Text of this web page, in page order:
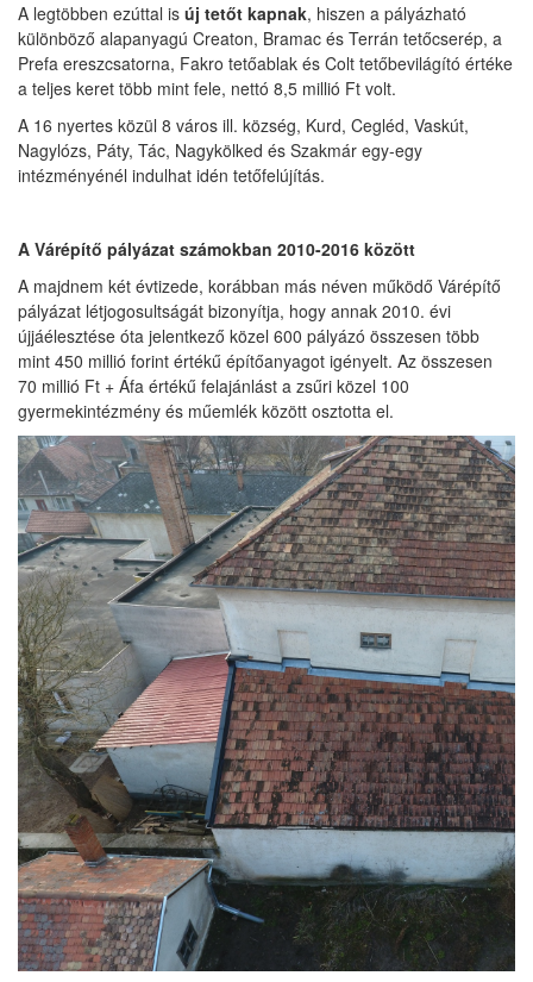
A legtöbben ezúttal is új tetőt kapnak, hiszen a pályázható
különböző alapanyagú Creaton, Bramac és Terrán tetőcserép, a
Prefa ereszcsatorna, Fakro tetőablak és Colt tetőbevilágító értéke
a teljes keret több mint fele, nettó 8,5 millió Ft volt.
A 16 nyertes közül 8 város ill. község, Kurd, Cegléd, Vaskút,
Nagylózs, Páty, Tác, Nagykölked és Szakmár egy-egy
intézményénél indulhat idén tetőfelújítás.
A Várépítő pályázat számokban 2010-2016 között
A majdnem két évtizede, korábban más néven működő Várépítő
pályázat létjogosultságát bizonyítja, hogy annak 2010. évi
újjáélesztése óta jelentkező közel 600 pályázó összesen több
mint 450 millió forint értékű építőanyagot igényelt. Az összesen
70 millió Ft + Áfa értékű felajánlást a zsűri közel 100
gyermekintézmény és műemlék között osztotta el.